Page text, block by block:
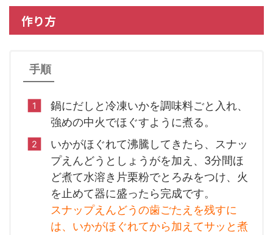
作り方
手順
鍋にだしと冷凍いかを調味料ごと入れ、
強めの中火でほぐすように煮る。
いかがほぐれて沸騰してきたら、スナッ
プえんどうとしょうがを加え、3分間ほ
ど煮て水溶き片栗粉でとろみをつけ、火
を止めて器に盛ったら完成です。
スナップえんどうの歯ごたえを残すに
は、いかがほぐれてから加えてサッと煮